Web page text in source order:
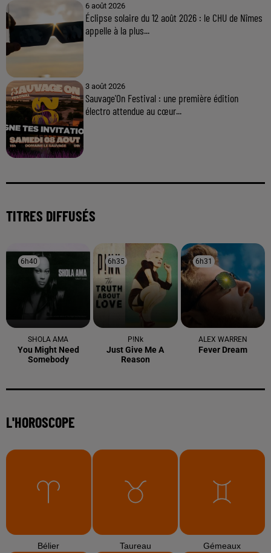
6 août 2026
Éclipse solaire du 12 août 2026 : le CHU de Nîmes
appelle à la plus...
3 août 2026
Sauvage'On Festival : une première édition
électro attendue au cœur...
TITRES DIFFUSÉS
6h40
6h40
SHOLA AMA
You Might Need
Somebody
6h35
6h35
P!nk
Just Give Me A
Reason
6h31
6h31
ALEX WARREN
Fever Dream
L'HOROSCOPE
Bélier Taureau Gémeaux